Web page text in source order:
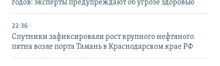
годов: эксперты предупреждают об угрозе здоровью
22:36
Спутники зафиксировали рост крупного нефтяного
пятна возле порта Тамань в Краснодарском крае РФ